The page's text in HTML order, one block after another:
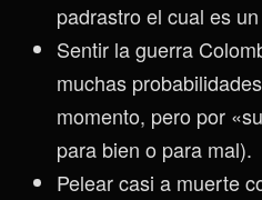
padrastro el cual es
Sentir la guerra
muchas
momento, pero por
para bien o para mal).
Pelear casi a muerte